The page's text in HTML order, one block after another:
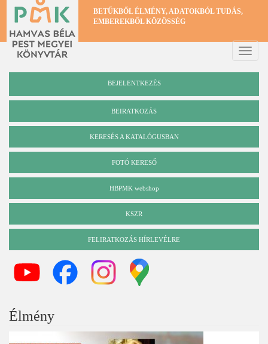
Ugrás
tartalomra
BETŰKBŐL ÉLMÉNY, ADATOKBÓL TUDÁS,
EMBEREKBŐL KÖZÖSSÉG
Toggle
BEJELENTKEZÉS
BEIRATKOZÁS
Katalógus
KERESÉS A KATALÓGUSBAN
FOTÓ KERESŐ
HBPMK webshop
KSZR
FELIRATKOZÁS HÍRLEVÉLRE
Élmény